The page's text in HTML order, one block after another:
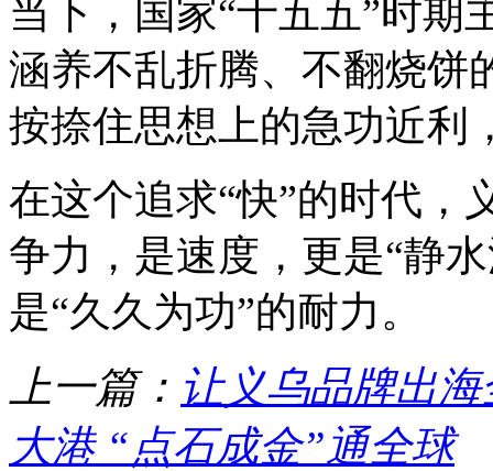
当下，国家“十五五”时期
涵养不乱折腾、不翻烧饼
按捺住思想上的急功近利
在这个追求“快”的时代，
争力，是速度，更是“静
是“久久为功”的耐力。
上一篇： 让义乌品牌出
大港 “点石成金”通全球